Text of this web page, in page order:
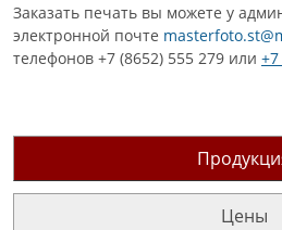
Заказать печать вы можете у
электронной почте
телефонов +7 (8652) 555 279 или
Цены